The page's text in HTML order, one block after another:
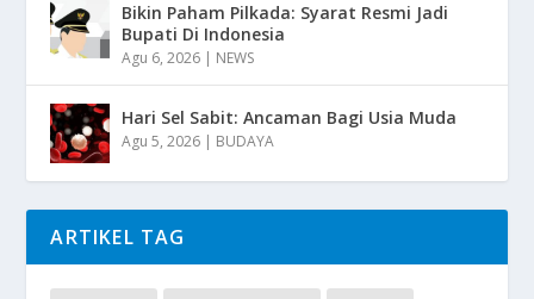
Bikin Paham Pilkada: Syarat Resmi Jadi
Bupati Di Indonesia
Agu 6, 2026 | NEWS
Hari Sel Sabit: Ancaman Bagi Usia Muda
Agu 5, 2026 | BUDAYA
ARTIKEL TAG